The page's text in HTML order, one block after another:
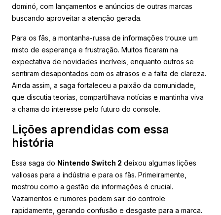
dominó, com lançamentos e anúncios de outras marcas
buscando aproveitar a atenção gerada.
Para os fãs, a montanha-russa de informações trouxe um
misto de esperança e frustração. Muitos ficaram na
expectativa de novidades incríveis, enquanto outros se
sentiram desapontados com os atrasos e a falta de clareza.
Ainda assim, a saga fortaleceu a paixão da comunidade,
que discutia teorias, compartilhava notícias e mantinha viva
a chama do interesse pelo futuro do console.
Lições aprendidas com essa
história
Essa saga do Nintendo Switch 2 deixou algumas lições
valiosas para a indústria e para os fãs. Primeiramente,
mostrou como a gestão de informações é crucial.
Vazamentos e rumores podem sair do controle
rapidamente, gerando confusão e desgaste para a marca.